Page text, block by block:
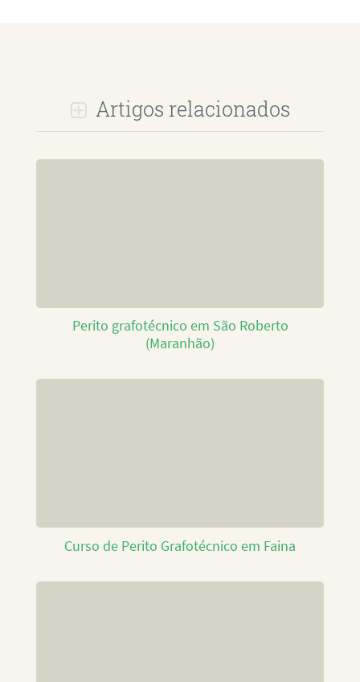
Artigos relacionados
Perito grafotécnico em São Roberto
(Maranhão)
Curso de Perito Grafotécnico em Faina